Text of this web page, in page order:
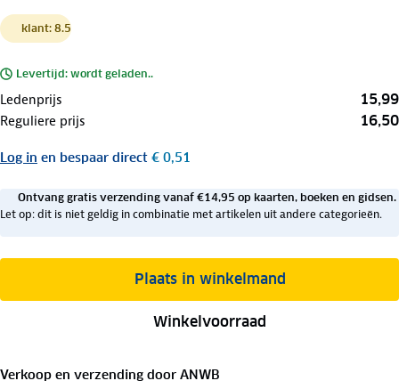
klant: 8.5
Levertijd: wordt geladen..
Ledenprijs 15,99
Reguliere prijs 16,50
Log in en bespaar direct € 0,51
Ontvang gratis verzending vanaf €14,95 op kaarten, boeken en gidsen.
Let op: dit is niet geldig in combinatie met artikelen uit andere categorieën.
Plaats in winkelmand
Winkelvoorraad
Verkoop en verzending door ANWB